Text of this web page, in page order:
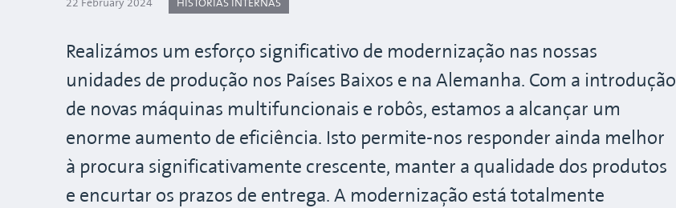
22 February 2024 HISTÓRIAS INTERNAS
Realizámos um esforço significativo de modernização nas nossas
unidades de produção nos Países Baixos e na Alemanha. Com a introdução
de novas máquinas multifuncionais e robôs, estamos a alcançar um
enorme aumento de eficiência. Isto permite-nos responder ainda melhor
à procura significativamente crescente, manter a qualidade dos produtos
e encurtar os prazos de entrega. A modernização está totalmente